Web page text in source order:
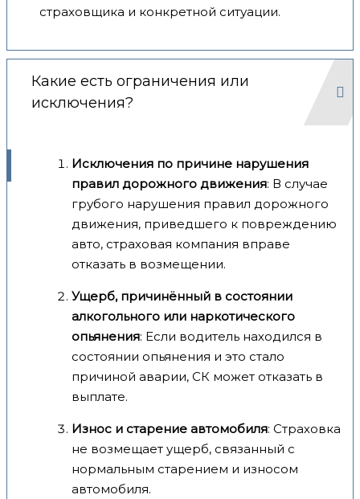
страховщика и конкретной ситуации.
Какие есть ограничения или
исключения?
Исключения по причине нарушения
правил дорожного движения: В случае
грубого нарушения правил дорожного
движения, приведшего к повреждению
авто, страховая компания вправе
отказать в возмещении.
Ущерб, причинённый в состоянии
алкогольного или наркотического
опьянения: Если водитель находился в
состоянии опьянения и это стало
причиной аварии, СК может отказать в
выплате.
Износ и старение автомобиля: Страховка
не возмещает ущерб, связанный с
нормальным старением и износом
автомобиля.